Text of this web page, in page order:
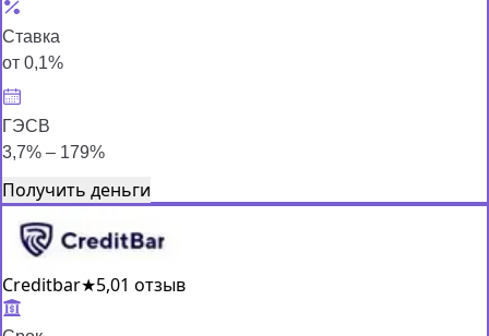
Ставка
от 0,1%
ГЭСВ
3,7% – 179%
Получить деньги
Creditbar★5,01 отзыв